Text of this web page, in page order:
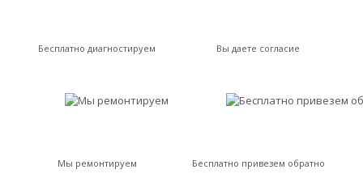
Бесплатно диагностируем Вы даете согласие
Мы ремонтируем Бесплатно привезем обратно